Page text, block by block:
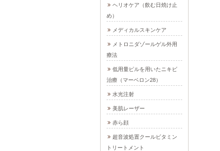
ヘリオケア（飲む日焼け止
め）
メディカルスキンケア
メトロニダゾールゲル外用
療法
低用量ピルを用いたニキビ
治療（マーベロン28）
水光注射
美肌レーザー
赤ら顔
超音波処置クールビタミン
トリートメント